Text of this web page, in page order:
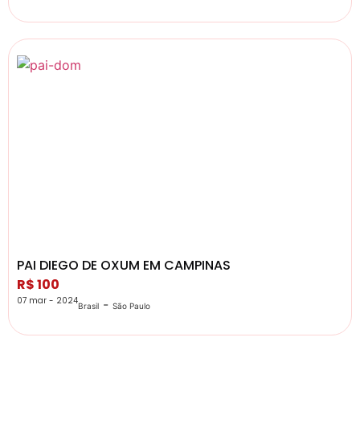
PAI DIEGO DE OXUM EM CAMPINAS
R$ 100
07 mar - 2024Brasil - São Paulo